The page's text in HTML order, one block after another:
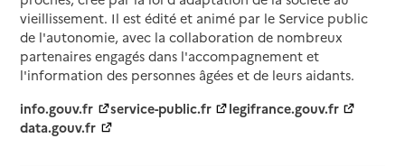
vieillissement. Il est édité et animé par le Service public
de l'autonomie, avec la collaboration de nombreux
partenaires engagés dans l'accompagnement et
l'information des personnes âgées et de leurs aidants.
info.gouv.fr
service-public.fr
legifrance.gouv.fr
data.gouv.fr